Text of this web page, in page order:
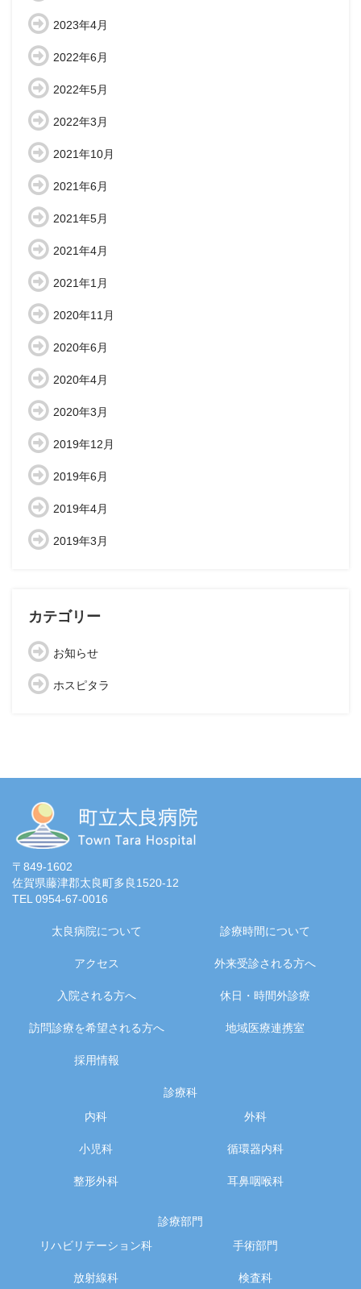
2023年4月
2022年6月
2022年5月
2022年3月
2021年10月
2021年6月
2021年5月
2021年4月
2021年1月
2020年11月
2020年6月
2020年4月
2020年3月
2019年12月
2019年6月
2019年4月
2019年3月
カテゴリー
お知らせ
ホスピタラ
〒849-1602
佐賀県藤津郡太良町多良1520-12
TEL 0954-67-0016
太良病院について 診療時間について
アクセス 外来受診される方へ
入院される方へ 休日・時間外診療
訪問診療を希望される方へ 地域医療連携室
採用情報
診療科
内科
外科
小児科 循環器内科
整形外科 耳鼻咽喉科
診療部門
リハビリテーション科
手術部門
放射線科 検査科